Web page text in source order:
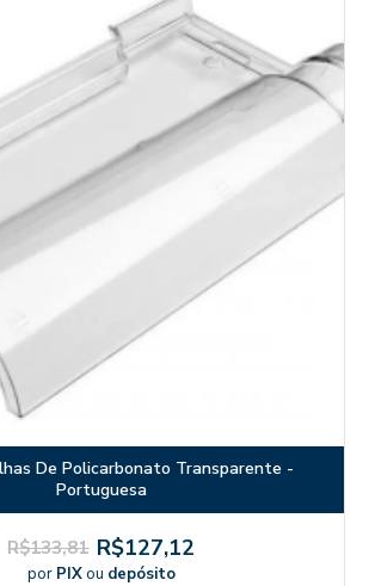
De Policarbonato Transparente -
Portuguesa
R$133,81 R$127,12
por PIXou depósito